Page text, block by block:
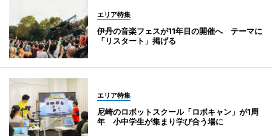
エリア特集
伊丹の音楽フェスが11年目の開催へ テーマに
「リスタート」掲げる
エリア特集
尼崎のロボットスクール「ロボキャン」が1周
年 小中学生が集まり学び合う場に